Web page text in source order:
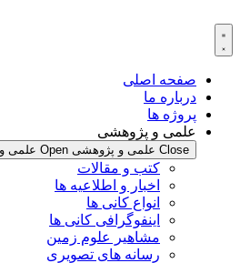
به
محتوا
صفحه اصلی
درباره ما
پروژه ها
علمی و پژوهشی
Close علمی و پژوهشی Open علمی و پژوهشی
کتب و مقالات
اخبار و اطلاعیه ها
انواع کانی ها
اینفوگرافی کانی ها
مشاهیر علوم زمین
رسانه های تصویری